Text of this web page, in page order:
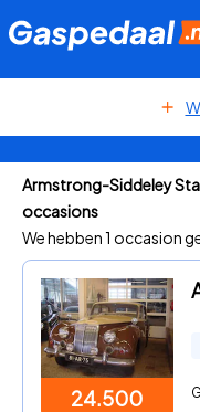
Armstrong-Siddeley
occasions
We hebben 1 occasion
24.500